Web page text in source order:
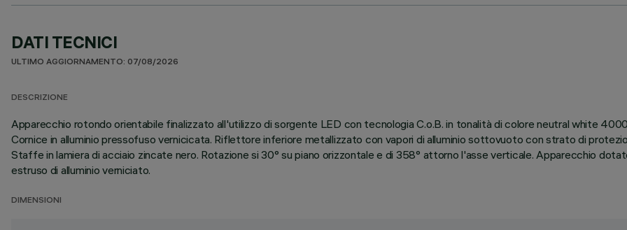
DATI TECNICI
ULTIMO AGGIORNAMENTO: 07/08/2026
DESCRIZIONE
Apparecchio rotondo orientabile finalizzato all'utilizzo di sorgente LED con tecnologia C.o.B. in tonalità di colore neutral white
Cornice in alluminio pressofuso vernicicata. Riflettore inferiore metallizzato con vapori di alluminio sottovuoto con strato di
Staffe in lamiera di acciaio zincate nero. Rotazione si 30° su piano orizzontale e di 358° attorno l'asse verticale. Apparecchio
estruso di alluminio verniciato.
DIMENSIONI